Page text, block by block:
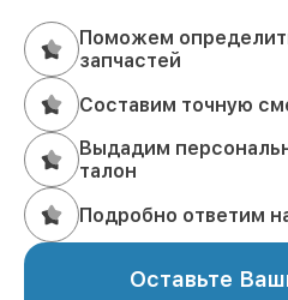
Поможем
запчастей
Составим точную
Выдадим
талон
Подробно ответим
Оставьте